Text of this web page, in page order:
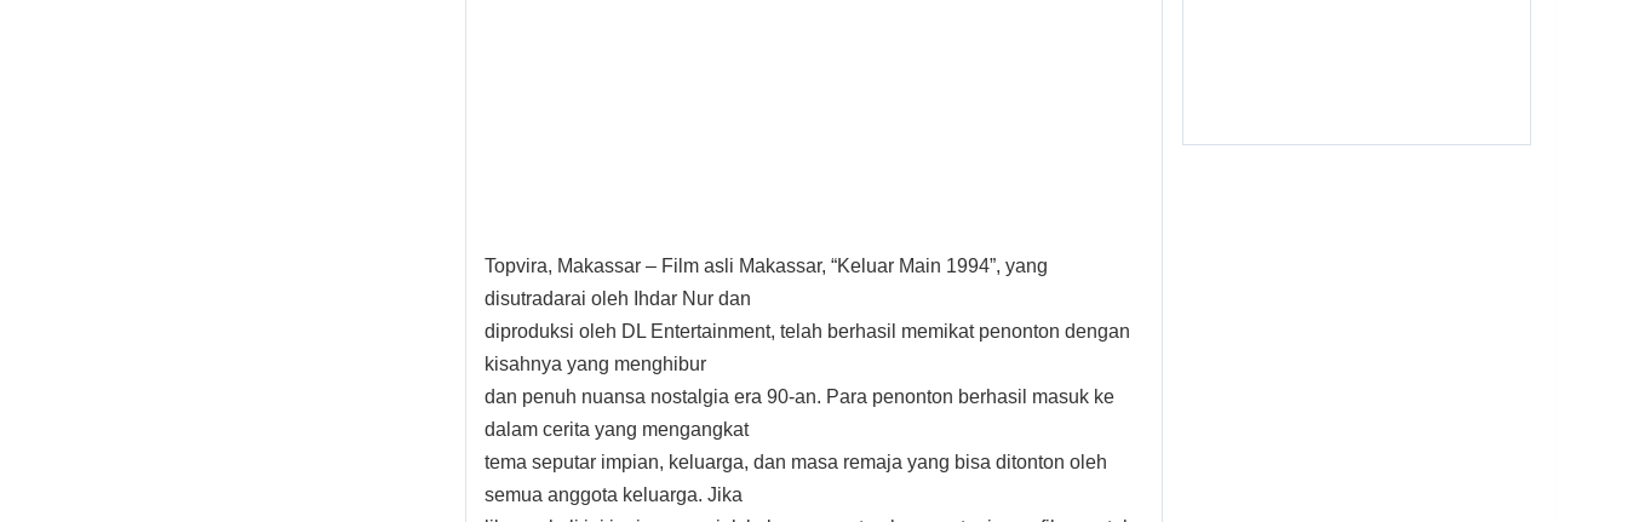
Topvira, Makassar – Film asli Makassar, “Keluar Main 1994”, yang
disutradarai oleh Ihdar Nur dan
diproduksi oleh DL Entertainment, telah berhasil memikat penonton dengan
kisahnya yang menghibur
dan penuh nuansa nostalgia era 90-an. Para penonton berhasil masuk ke
dalam cerita yang mengangkat
tema seputar impian, keluarga, dan masa remaja yang bisa ditonton oleh
semua anggota keluarga. Jika